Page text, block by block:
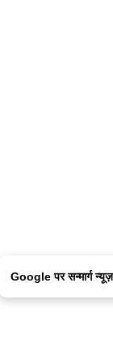
Google पर सन्मार्ग